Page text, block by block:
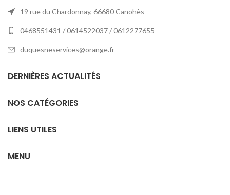
19 rue du Chardonnay, 66680 Canohès
0468551431 / 0614522037 / 0612277655
duquesneservices@orange.fr
DERNIÈRES ACTUALITÉS
NOS CATÉGORIES
LIENS UTILES
MENU